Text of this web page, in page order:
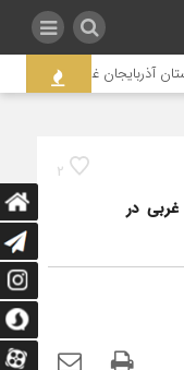
آذربایجان غربی به جنجال
2
غربی در